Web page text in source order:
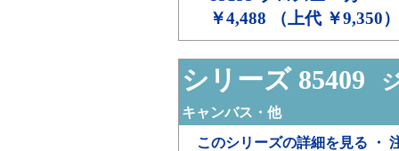
￥4,488 （上代 ￥9,350）
シリーズ 85409
キャンバス・他
このシリーズの詳細を見る ・